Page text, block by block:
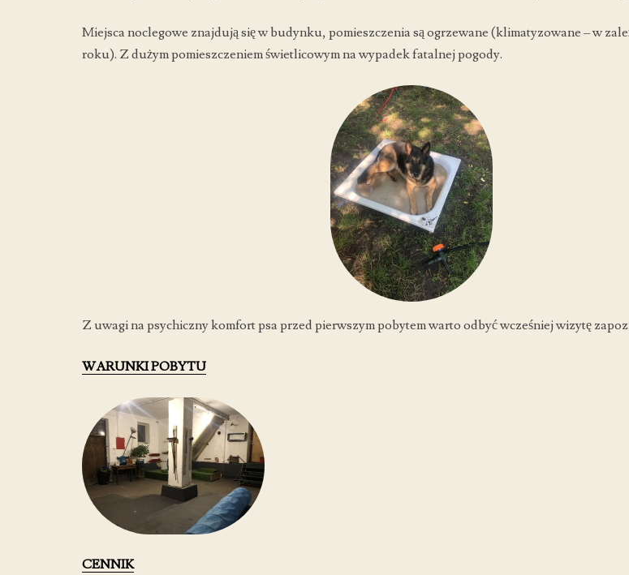
Miejsca noclegowe znajdują się w budynku, pomieszczenia są ogrzewane (klimatyzowane – w
roku). Z dużym pomieszczeniem świetlicowym na wypadek fatalnej pogody.
Z uwagi na psychiczny komfort psa przed pierwszym pobytem warto odbyć wcześniej wizytę
WARUNKI POBYTU
CENNIK